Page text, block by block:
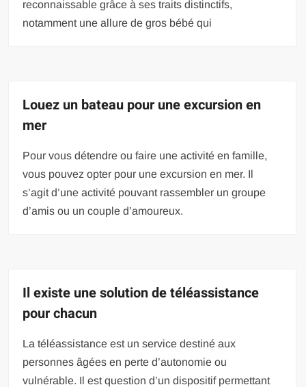
reconnaissable grâce à ses traits distinctifs,
notamment une allure de gros bébé qui
Louez un bateau pour une excursion en
mer
Pour vous détendre ou faire une activité en famille,
vous pouvez opter pour une excursion en mer. Il
s’agit d’une activité pouvant rassembler un groupe
d’amis ou un couple d’amoureux.
Il existe une solution de téléassistance
pour chacun
La téléassistance est un service destiné aux
personnes âgées en perte d’autonomie ou
vulnérable. Il est question d’un dispositif permettant